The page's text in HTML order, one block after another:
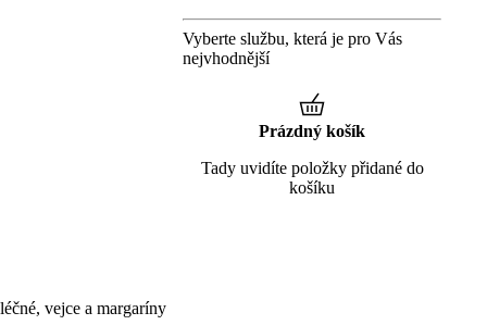
vejce a margaríny
Vyberte službu, která je pro Vás
nejvhodnější
Prázdný košík
Tady uvidíte položky přidané do
košíku